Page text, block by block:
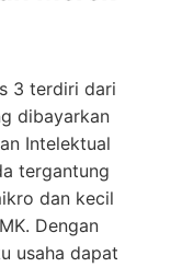
3 terdiri dari
dibayarkan
Intelektual
tergantung
dan kecil
Dengan
usaha dapat